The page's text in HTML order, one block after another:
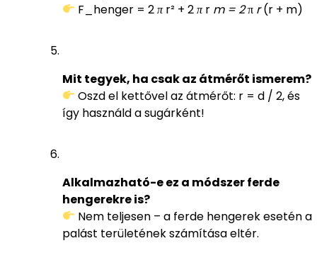
F_henger = 2πr² + 2πr m = 2π r(r + m)
Mit tegyek, ha csak az átmérőt ismerem?
Oszd el kettővel az átmérőt: r = d / 2, és
így használd a sugárként!
Alkalmazható-e ez a módszer ferde
hengerekre is?
Nem teljesen – a ferde hengerek esetén a
palást területének számítása eltér.